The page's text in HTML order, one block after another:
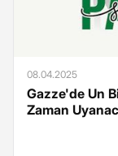
08.04.2025
Gazze'de Un
Zaman